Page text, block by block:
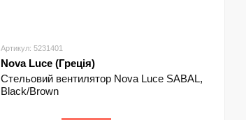
Артикул: 5231401
Nova Luce (Греція)
Стельовий вентилятор Nova Luce SABAL,
Black/Brown